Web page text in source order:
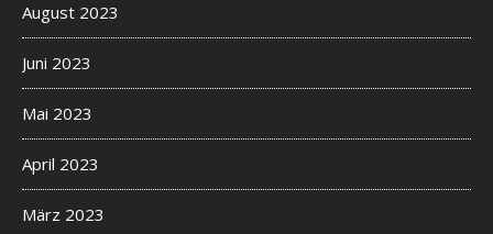
August 2023
Juni 2023
Mai 2023
April 2023
März 2023